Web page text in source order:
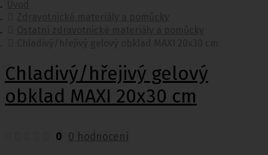
Chladivý/hřejivý gelový
obklad MAXI 20x30 cm
0 0 hodnocení